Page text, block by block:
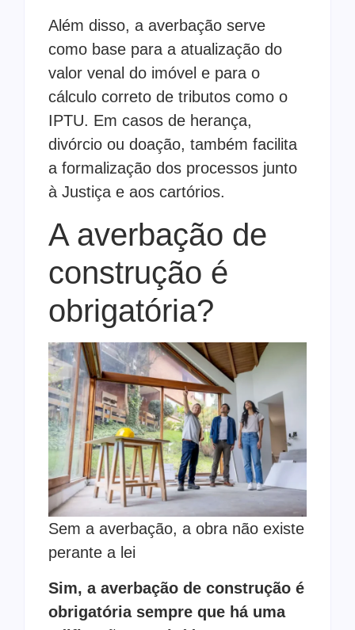
Além disso, a averbação serve
como base para a atualização do
valor venal do imóvel e para o
cálculo correto de tributos como o
IPTU. Em casos de herança,
divórcio ou doação, também facilita
a formalização dos processos junto
à Justiça e aos cartórios.
A averbação de
construção é
obrigatória?
Sem a averbação, a obra não existe
perante a lei
Sim, a averbação de construção é
obrigatória sempre que há uma